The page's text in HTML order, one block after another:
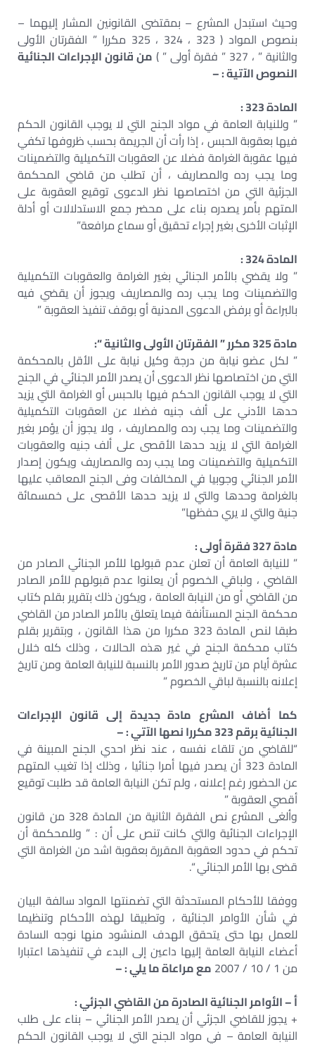
وحيث استبدل المشرع – بمقتضى القانونين المشار إليهما –
بنصوص المواد ( 323 ، 324 ، 325 مكررا ” الفقرتان الأولى
والثانية ” ، 327 ” فقرة أولى ” )
من قانون الإجراءات الجنائية
النصوص الآتية : –
المادة 323 :
” وللنيابة العامة في مواد الجنح التي لا يوجب القانون الحكم
فيها بعقوبة الحبس ، إذا رأت أن الجريمة بحسب ظروفها تكفي
فيها عقوبة الغرامة فضلا عن العقوبات التكميلية والتضمينات
وما يجب رده والمصاريف ، أن تطلب من قاضي المحكمة
الجزئية التي من اختصاصها نظر الدعوى توقيع العقوبة على
المتهم بأمر يصدره بناء على محضر جمع الاستدلالات أو أدلة
الإثبات الأخرى بغير إجراء تحقيق أو سماع مرافعة”
المادة 324 :
” ولا يقضي بالأمر الجنائي بغير الغرامة والعقوبات التكميلية
والتضمينات وما يجب رده والمصاريف ويجوز أن يقضي فيه
بالبراءة أو برفض الدعوى المدنية أو بوقف تنفيذ العقوبة ”
مادة 325 مكرر ” الفقرتان الأولى والثانية “:
” لكل عضو نيابة من درجة وكيل نيابة على الأقل بالمحكمة
التي من اختصاصها نظر الدعوى أن يصدر الأمر الجنائي في الجنح
التي لا يوجب القانون الحكم فيها بالحبس أو الغرامة التي يزيد
حدها الأدني على ألف جنيه فضلا عن العقوبات التكميلية
والتضمينات وما يجب رده والمصاريف ، ولا يجوز أن يؤمر بغير
الغرامة التي لا يزيد حدها الأقصى على ألف جنيه والعقوبات
التكميلية والتضمينات وما يجب رده والمصاريف ويكون إصدار
الأمر الجنائي وجوبيا في المخالفات وفى الجنح المعاقب عليها
بالغرامة وحدها والتي لا يزيد حدها الأقصى على خمسمائة
جنية والتي لا يري حفظها”
مادة 327 فقرة أولى :
” للنيابة العامة أن تعلن عدم قبولها للأمر الجنائي الصادر من
القاضي ، ولباقي الخصوم أن يعلنوا عدم قبولهم للأمر الصادر
من القاضي أو من النيابة العامة ، ويكون ذلك بتقرير بقلم كتاب
محكمة الجنح المستأنفة فيما يتعلق بالأمر الصادر من القاضي
طبقا لنص المادة 323 مكررا من هذا القانون ، وبتقرير بقلم
كتاب محكمة الجنح في غير هذه الحالات ، وذلك كله خلال
عشرة أيام من تاريخ صدور الأمر بالنسبة للنيابة العامة ومن تاريخ
إعلانه بالنسبة لباقي الخصوم ”
كما أضاف المشرع مادة جديدة إلى قانون الإجراءات
الجنائية برقم 323 مكررا نصها الآتي : –
“للقاضي من تلقاء نفسه ، عند نظر احدي الجنح المبينة في
المادة 323 أن يصدر فيها أمرا جنائيا ، وذلك إذا تغيب المتهم
عن الحضور رغم إعلانه ، ولم تكن النيابة العامة قد طلبت توقيع
أقصي العقوبة ”
وألغى المشرع نص الفقرة الثانية من المادة 328 من قانون
الإجراءات الجنائية والتي كانت تنص على أن : ” وللمحكمة أن
تحكم في حدود العقوبة المقررة بعقوبة اشد من الغرامة التي
قضى بها الأمر الجنائي “.
ووفقا للأحكام المستحدثة التي تضمنتها المواد سالفة البيان
في شأن الأوامر الجنائية ، وتطبيقا لهذه الأحكام وتنظيما
للعمل بها حتى يتحقق الهدف المنشود منها نوجه السادة
أعضاء النيابة العامة إليها داعين إلى البدء في تنفيذها اعتبارا
من 1 / 10 / 2007
مع مراعاة ما يلي : –
أ – الأوامر الجنائية الصادرة من القاضي الجزئي :
+ يجوز للقاضي الجزئي أن يصدر الأمر الجنائي – بناء على طلب
النيابة العامة – في مواد الجنح التي لا يوجب القانون الحكم